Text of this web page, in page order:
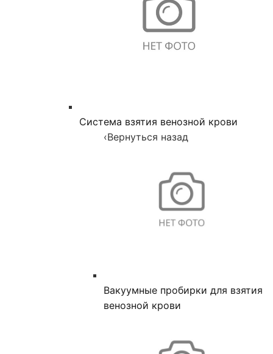
Система взятия венозной крови
‹Вернуться назад
Вакуумные пробирки для взятия
венозной крови